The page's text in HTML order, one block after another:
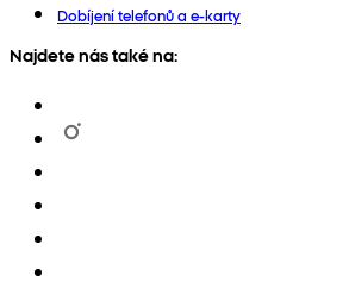
Dobíjení telefonů a e-karty
Najdete nás také na: